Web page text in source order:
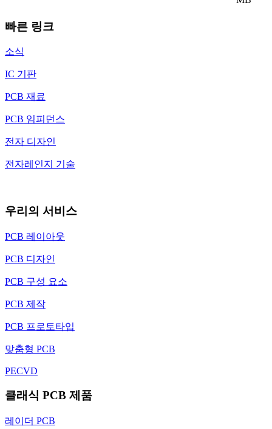
빠른 링크
소식
IC 기판
PCB 재료
PCB 임피던스
전자 디자인
전자레인지 기술
우리의 서비스
PCB 레이아웃
PCB 디자인
PCB 구성 요소
PCB 제작
PCB 프로토타입
맞춤형 PCB
PECVD
클래식 PCB 제품
레이더 PCB